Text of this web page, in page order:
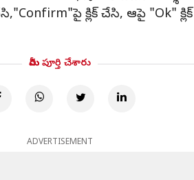
క్లిక్ చేసి, ఆపై "Ok"
మీరు పూర్తి చేశారు
ADVERTISEMENT